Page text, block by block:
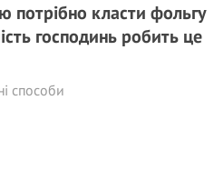
потрібно класти фольгу
господинь робить це
способи